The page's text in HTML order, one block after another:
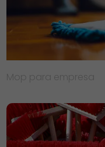
Mop para empresa